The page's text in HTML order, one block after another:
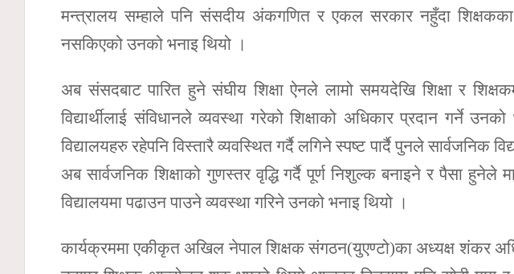
मन्त्रालय सम्हाले पनि संसदीय अंकगणित र एकल सरकार नहुँदा शिक्षकका
नसकिएको उनको भनाइ थियो ।
अब संसदबाट पारित हुने संघीय शिक्षा ऐनले लामो समयदेखि शिक्षा र
विद्यार्थीलाई संविधानले व्यवस्था गरेको शिक्षाको अधिकार प्रदान गर्ने
विद्यालयहरु रहेपनि विस्तारै व्यवस्थित गर्दै लगिने स्पष्ट पार्दै पुनले सार्वजनिक
अब सार्वजनिक शिक्षाको गुणस्तर वृद्धि गर्दै पूर्ण निशुल्क बनाइने र पैसा हुनेले
विद्यालयमा पढाउन पाउने व्यवस्था गरिने उनको भनाइ थियो ।
कार्यक्रममा एकीकृत अखिल नेपाल शिक्षक संगठन(युएण्टो)का अध्यक्ष शंकर